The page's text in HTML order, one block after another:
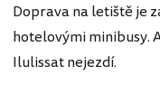
Doprava na letiště je
hotelovými minibusy.
Ilulissat nejezdí.